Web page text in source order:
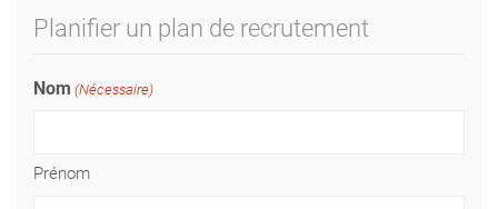
Planifier un plan de recrutement
Nom (Nécessaire)
Prénom